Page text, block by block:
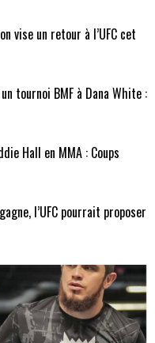
vise un retour à l’UFC cet
tournoi BMF à Dana White :
Hall en MMA : Coups
l’UFC pourrait proposer